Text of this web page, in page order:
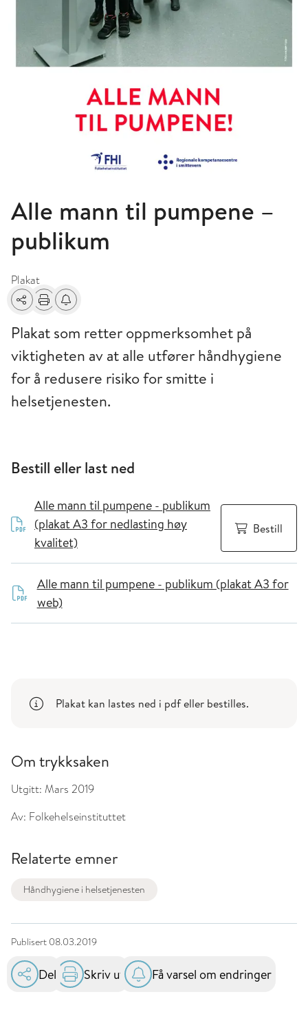
Alle mann til pumpene –
publikum
Plakat
Del Skriv utFå varsel om endringer
Plakat som retter oppmerksomhet på
viktigheten av at alle utfører håndhygiene
for å redusere risiko for smitte i
helsetjenesten.
Bestill eller last ned
Alle mann til pumpene - publikum
(plakat A3 for nedlasting høy
kvalitet)
Bestill
Alle mann til pumpene - publikum (plakat A3 for
web)
Plakat kan lastes ned i pdf eller bestilles.
Om trykksaken
Utgitt: Mars 2019
Av: Folkehelseinstituttet
Relaterte emner
Håndhygiene i helsetjenesten
Publisert 08.03.2019
Del Skriv ut Få varsel om endringer